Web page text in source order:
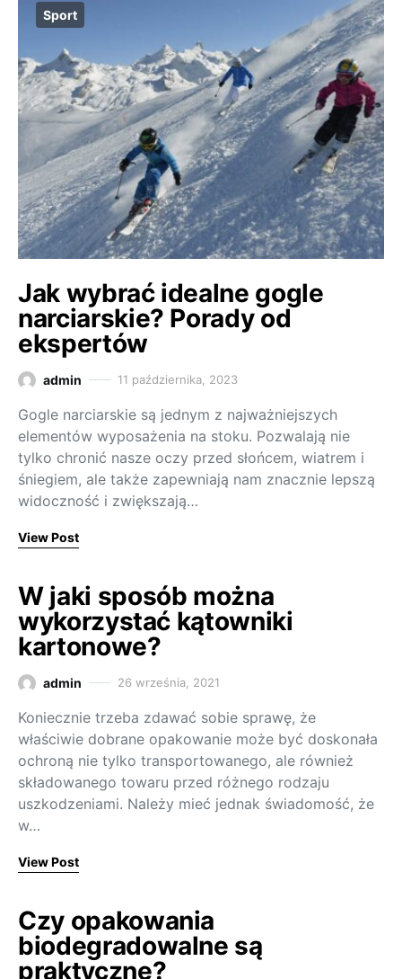
Sport
Jak wybrać idealne gogle
narciarskie? Porady od
ekspertów
admin 11 października, 2023
Gogle narciarskie są jednym z najważniejszych
elementów wyposażenia na stoku. Pozwalają nie
tylko chronić nasze oczy przed słońcem, wiatrem i
śniegiem, ale także zapewniają nam znacznie lepszą
widoczność i zwiększają…
View Post
W jaki sposób można
wykorzystać kątowniki
kartonowe?
admin 26 września, 2021
Koniecznie trzeba zdawać sobie sprawę, że
właściwie dobrane opakowanie może być doskonała
ochroną nie tylko transportowanego, ale również
składowanego towaru przed różnego rodzaju
uszkodzeniami. Należy mieć jednak świadomość, że
w…
View Post
Czy opakowania
biodegradowalne są
praktyczne?